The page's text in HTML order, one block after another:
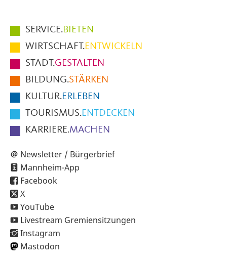
Hauptmenüpunkte
im
Fußbereich
der
Seite
SERVICE.BIETEN
WIRTSCHAFT.ENTWICKELN
STADT.GESTALTEN
BILDUNG.STÄRKEN
KULTUR.ERLEBEN
TOURISMUS.ENTDECKEN
KARRIERE.MACHEN
Newsletter / Bürgerbrief
Mannheim-App
Facebook
X
YouTube
Livestream Gremiensitzungen
Instagram
Mastodon